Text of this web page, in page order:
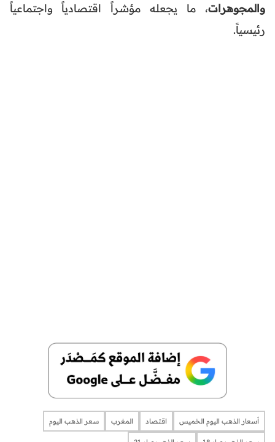
والمجوهرات، ما يجعله مؤشراً اقتصادياً واجتماعياً
رئيسياً.
أسعار الذهب اليوم الخميس اقتصاد المغرب سعر الذهب اليوم